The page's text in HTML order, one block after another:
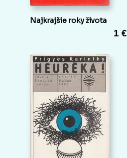
Najkrajšie roky života
1 €